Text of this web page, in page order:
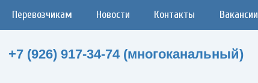
Перевозчикам Новости Контакты Вакансии
+7 (926) 917-34-74 (многоканальный)